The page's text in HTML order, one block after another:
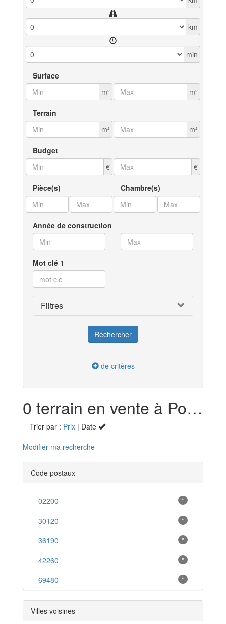
km
min
Surface
m²
m²
Terrain
m²
m²
Budget
€
€
Pièce(s) Chambre(s)
Année de construction
Mot clé 1
Filtres
de critères
0 terrain en vente à Pommiers (69)
Trier par : Prix | Date
Modifier ma recherche
Code postaux
02200 *
30120 *
36190 *
42260 *
69480 *
Villes voisines